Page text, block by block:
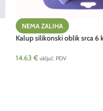
NEMA ZALIHA
Kalup silikonski oblik srca 6
14.63 € uključ. PDV